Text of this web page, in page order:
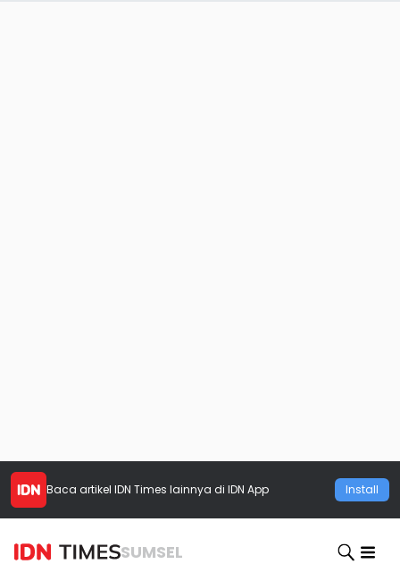
Baca artikel IDN Times lainnya di IDN App Install
SUMSEL